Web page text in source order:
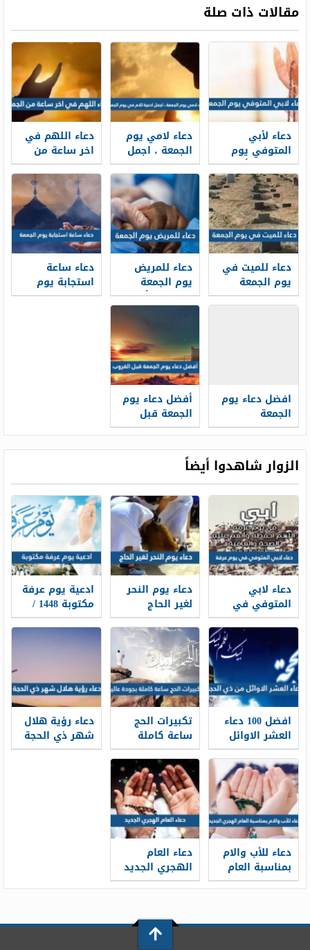
مقالات ذات صلة
دعاء لأبي
المتوفي يوم
الجمعة – أدعية
قصيرة
ومستجابة بإذن
الله
دعاء لامي يوم
الجمعة ، اجمل
ادعية للام في
يوم الجمعة
دعاء اللهم في
اخر ساعة من
الجمعة
دعاء للميت في
يوم الجمعة
مستجاب إن شاء
دعاء للمريض
يوم الجمعة
مكتوب .. أدعية
للمريض بالشفاء
في يوم الجمعة
دعاء ساعة
استجابة يوم
الجمعة
افضل دعاء يوم
الجمعة
أفضل دعاء يوم
الجمعة قبل
الغروب
الزوار شاهدوا أيضاً
دعاء لابي
المتوفي في
يوم عرفة 2026
أدعية لأبي
المتوفي في
وقفة عرفة 1448
دعاء يوم النحر
لغير الحاج
مكتوب 2026 ،
أدعية يوم النحر
لغير الحاج 1448
ادعية يوم عرفة
مكتوبة 1448 /
2026 لبيك اللهم
لبيك
افضل 100 دعاء
العشر الاوائل
من ذي الحجة
مكتوب 1448 /
2026
تكبيرات الحج
ساعة كاملة
بجودة عالية
1448 -2026 لبيك
اللهم لبيك
دعاء رؤية هلال
شهر ذي الحجة
1448 كامل
دعاء للأب والام
بمناسبة العام
الهجري الجديد
دعاء العام
الهجري الجديد
1448 مكتوب